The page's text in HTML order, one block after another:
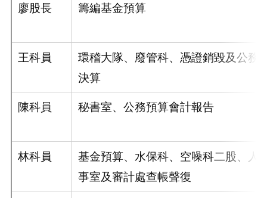
廖股長 籌編基金預算
王科員
環稽大隊、廢管科、憑證銷毀及公務
決算
陳科員 秘書室、公務預算會計報告
林科員
基金預算、水保科、空噪科二股、人
事室及審計處查帳聲復